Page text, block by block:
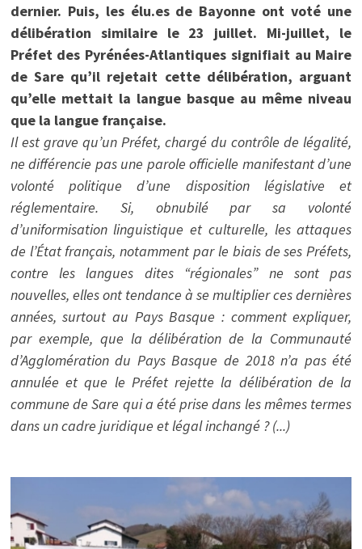
dernier. Puis, les élu.es de Bayonne ont voté une
délibération similaire le 23 juillet. Mi-juillet, le
Préfet des Pyrénées-Atlantiques signifiait au Maire
de Sare qu’il rejetait cette délibération, arguant
qu’elle mettait la langue basque au même niveau
que la langue française.
Il est grave qu’un Préfet, chargé du contrôle de légalité,
ne différencie pas une parole officielle manifestant d’une
volonté politique d’une disposition législative et
réglementaire. Si, obnubilé par sa volonté
d’uniformisation linguistique et culturelle, les attaques
de l’État français, notamment par le biais de ses Préfets,
contre les langues dites “régionales” ne sont pas
nouvelles, elles ont tendance à se multiplier ces dernières
années, surtout au Pays Basque : comment expliquer,
par exemple, que la délibération de la Communauté
d’Agglomération du Pays Basque de 2018 n’a pas été
annulée et que le Préfet rejette la délibération de la
commune de Sare qui a été prise dans les mêmes termes
dans un cadre juridique et légal inchangé ? (...)